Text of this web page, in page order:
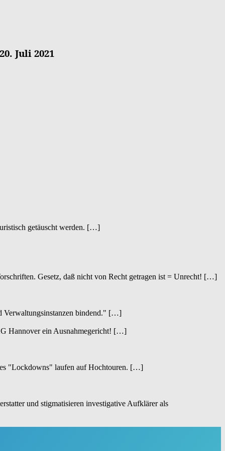
Juli 2021
getäuscht werden. […]
Gesetz, daß nicht von Recht getragen ist = Unrecht! […]
Verwaltungsinstanzen bindend." […]
Hannover ein Ausnahmegericht! […]
"Lockdowns" laufen auf Hochtouren. […]
und stigmatisieren investigative Aufklärer als